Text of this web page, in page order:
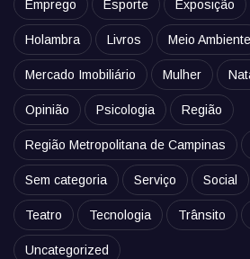
Emprego Esporte Exposição
Holambra Livros Meio Ambiente
Mercado Imobiliário Mulher
Opinião Psicologia Região
Região Metropolitana de Campinas
Sem categoria Serviço Social
Teatro Tecnologia Trânsito
Uncategorized